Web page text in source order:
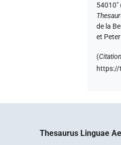
54010"
de la
et
(
https://
Thesaurus Linguae